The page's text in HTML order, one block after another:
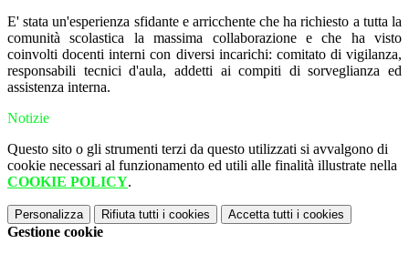
E' stata un'esperienza sfidante e arricchente che ha richiesto a tutta la
comunità scolastica la massima collaborazione e che ha visto
coinvolti docenti interni con diversi incarichi: comitato di vigilanza,
responsabili tecnici d'aula, addetti ai compiti di sorveglianza ed
assistenza interna.
Notizie
Questo sito o gli strumenti terzi da questo utilizzati si avvalgono di
cookie necessari al funzionamento ed utili alle finalità illustrate nella
COOKIE POLICY.
Personalizza Rifiuta tutti i cookies Accetta tutti i cookies
Gestione cookie